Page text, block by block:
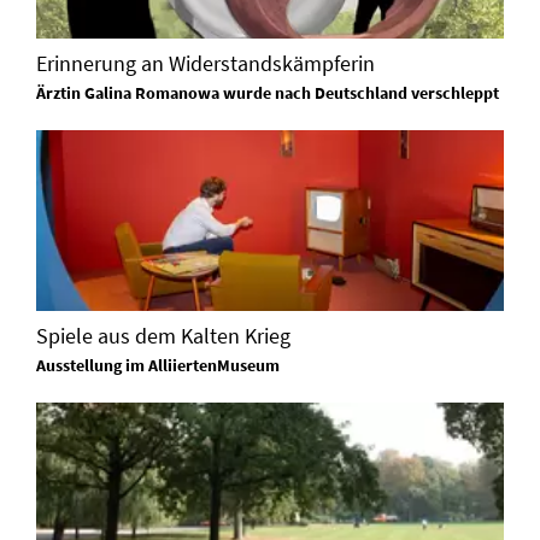
Erinnerung an Widerstandskämpferin
Ärztin Galina Romanowa wurde nach Deutschland verschleppt
Spiele aus dem Kalten Krieg
Ausstellung im AlliiertenMuseum